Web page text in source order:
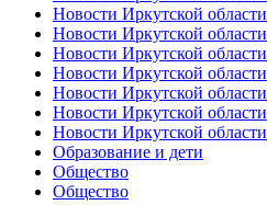
Новости Иркутской области
Новости Иркутской области
Новости Иркутской области
Новости Иркутской области
Новости Иркутской области
Новости Иркутской области
Новости Иркутской области
Образование и дети
Общество
Общество